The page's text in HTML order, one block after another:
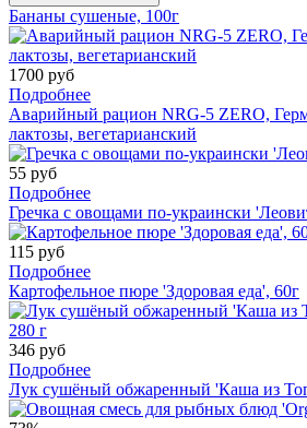
Бананы сушеные, 100г
1700 руб
Подробнее
Аварийный рацион NRG-5 ZERO,
лактозы, вегетарианский
55 руб
Подробнее
Гречка с овощами по-украински
115 руб
Подробнее
Картофельное пюре 'Здоровая еда', 60г
346 руб
Подробнее
Лук сушёный обжаренный 'Каша из